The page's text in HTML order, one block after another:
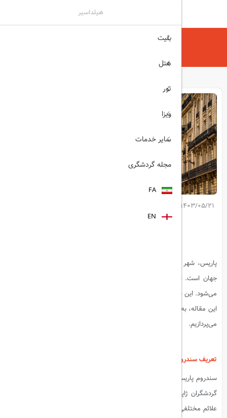
هیلداسیر
1403/05/21
پاریس، شهر عشق و نور، مقصدی رویایی برای میلیون‌ها گردشگر از سراسر
جهان است. اما برای برخی از افراد، این شهر رویایی به یک کابوس تبدیل
می‌شود. این پدیده عجیب و نادر به نام «سندروم پاریس» شناخته می‌شود. در
این مقاله، به بررسی این سندروم، علل آن و راهکارهایی برای پیشگیری از آن
می‌پردازیم.
تعریف سندروم پاریس
سندروم پاریس یک واکنش روان‌شناختی است که برخی از گردشگران، به ویژه
گردشگران ژاپنی، هنگام بازدید از پاریس تجربه می‌کنند. این سندروم شامل
علائم مختلفی از جمله اضطراب، سرگیجه، توهم، و حتی افسردگی است. این
هیلداسیر
بلیت
هتل
تور
ویزا
سایر خدمات
مجله گردشگری
FA
EN